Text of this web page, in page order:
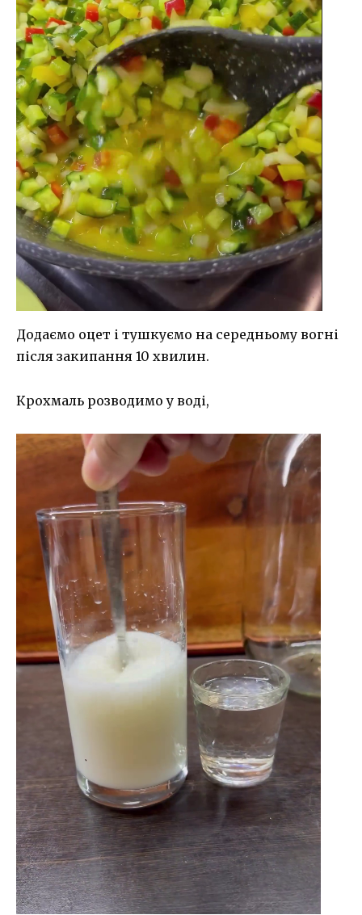
Додаємо оцет і тушкуємо на середньому вогні
після закипання 10 хвилин.
Крохмаль розводимо у воді,